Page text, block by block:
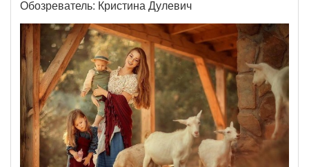
Обозреватель: Кристина Дулевич